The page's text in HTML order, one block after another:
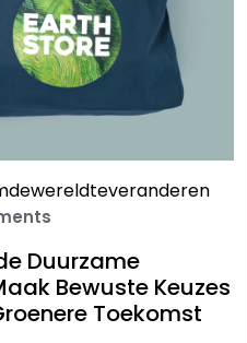
Duurzame
Bewuste Keuzes
Toekomst